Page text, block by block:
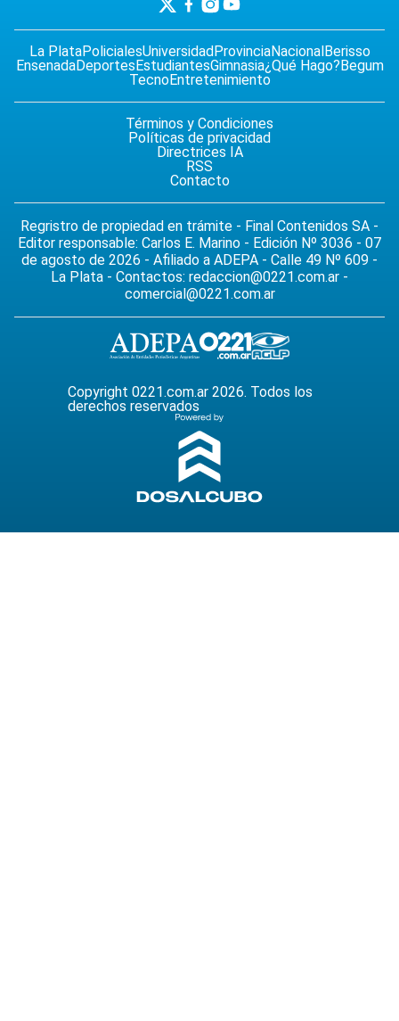
La PlataPolicialesUniversidadProvinciaNacionalBerisso
EnsenadaDeportesEstudiantesGimnasia¿Qué Hago?Begum
TecnoEntretenimiento
Términos y Condiciones
Políticas de privacidad
Directrices IA
RSS
Contacto
Regristro de propiedad en trámite - Final Contenidos SA -
Editor responsable: Carlos E. Marino - Edición Nº 3036 - 07
de agosto de 2026 - Afiliado a ADEPA - Calle 49 Nº 609 -
La Plata - Contactos: redaccion@0221.com.ar -
comercial@0221.com.ar
Copyright 0221.com.ar 2026. Todos los
derechos reservados